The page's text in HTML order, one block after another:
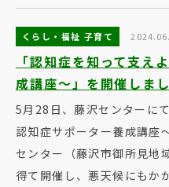
くらし・福祉 子育て
「認知症を知って支え
成講座～」を開催しま
5月28日、藤沢センターに
認知症サポーター養成講座
センター（藤沢市御所見地
得て開催し、悪天候にもか